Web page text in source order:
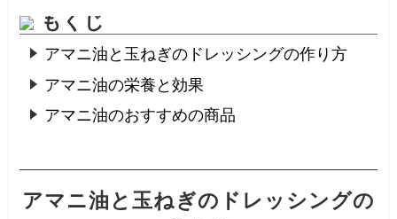
もくじ
アマニ油と玉ねぎのドレッシングの作り方
アマニ油の栄養と効果
アマニ油のおすすめの商品
アマニ油と玉ねぎのドレッシングの